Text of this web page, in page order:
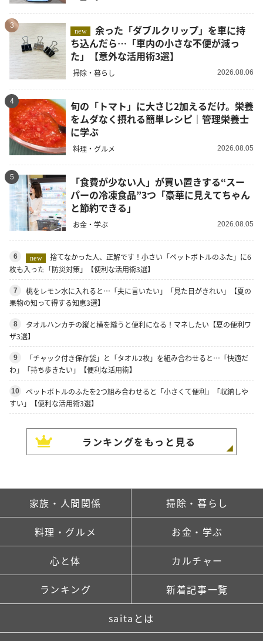
3
new
余った「ダブルクリップ」を車に持
ち込んだら…「車内の小さな不便が減っ
た」【意外な活用術3選】
掃除・暮らし 2026.08.06
4
旬の「トマト」に大さじ2加えるだけ。栄養
をムダなく摂れる簡単レシピ｜管理栄養士
に学ぶ
料理・グルメ 2026.08.05
5
「食費が少ない人」が買い置きする“スー
パーの冷凍食品”3つ「豪華に見えてちゃん
と節約できる」
お金・学ぶ 2026.08.05
6 new
捨てなかった人、正解です！小さい「ペットボトルのふた」に6
枚も入った「防災対策」【便利な活用術3選】
7
桃をレモン水に入れると…「夫に言いたい」「見た目がきれい」【夏の
果物の知って得する知恵3選】
8
タオルハンカチの縦と横を縫うと便利になる！マネしたい【夏の便利ワ
ザ3選】
9
「チャック付き保存袋」と「タオル2枚」を組み合わせると…「快適だ
わ」「持ち歩きたい」【便利な活用術】
10
ペットボトルのふたを2つ組み合わせると「小さくて便利」「収納しや
すい」【便利な活用術3選】
ランキングをもっと見る
家族・人間関係 掃除・暮らし
料理・グルメ お金・学ぶ
心と体 カルチャー
ランキング 新着記事一覧
saitaとは